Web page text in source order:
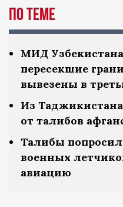
По теме
МИД
пересекшие
вывезены в
Из
от талибов
Талибы
военных
авиацию